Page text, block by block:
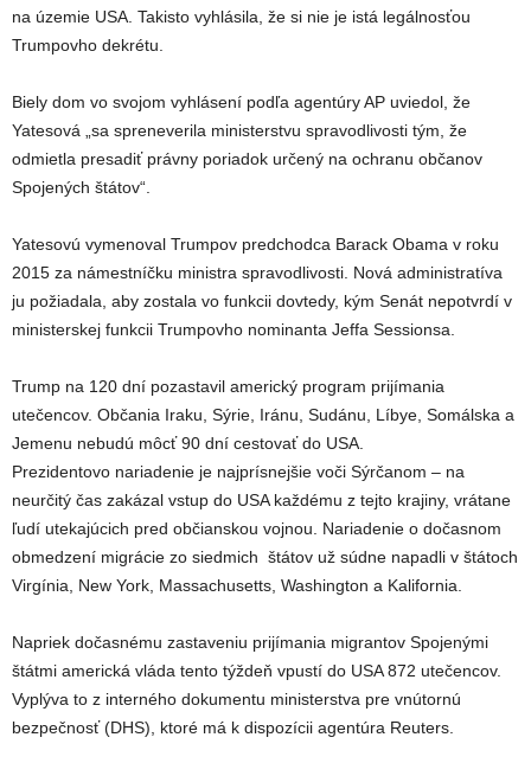
na územie USA. Takisto vyhlásila, že si nie je istá legálnosťou
Trumpovho dekrétu.
Biely dom vo svojom vyhlásení podľa agentúry AP uviedol, že
Yatesová „sa spreneverila ministerstvu spravodlivosti tým, že
odmietla presadiť právny poriadok určený na ochranu občanov
Spojených štátov“.
Yatesovú vymenoval Trumpov predchodca Barack Obama v roku
2015 za námestníčku ministra spravodlivosti. Nová administratíva
ju požiadala, aby zostala vo funkcii dovtedy, kým Senát nepotvrdí v
ministerskej funkcii Trumpovho nominanta Jeffa Sessionsa.
Trump na 120 dní pozastavil americký program prijímania
utečencov. Občania Iraku, Sýrie, Iránu, Sudánu, Líbye, Somálska a
Jemenu nebudú môcť 90 dní cestovať do USA.
Prezidentovo nariadenie je najprísnejšie voči Sýrčanom – na
neurčitý čas zakázal vstup do USA každému z tejto krajiny, vrátane
ľudí utekajúcich pred občianskou vojnou. Nariadenie o dočasnom
obmedzení migrácie zo siedmich štátov už súdne napadli v štátoch
Virgínia, New York, Massachusetts, Washington a Kalifornia.
Napriek dočasnému zastaveniu prijímania migrantov Spojenými
štátmi americká vláda tento týždeň vpustí do USA 872 utečencov.
Vyplýva to z interného dokumentu ministerstva pre vnútornú
bezpečnosť (DHS), ktoré má k dispozícii agentúra Reuters.